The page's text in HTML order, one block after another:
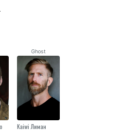
Ghost
Kaiwi Лиман